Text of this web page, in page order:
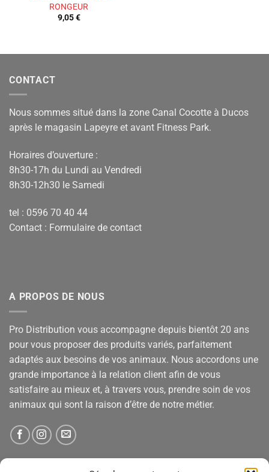
RONGEUR
9,05€
CONTACT
Nous sommes situé dans la zone Canal Cocotte à Ducos
après le magasin Lapeyre et avant Fitness Park.
Horaires d’ouverture :
8h30-17h du Lundi au Vendredi
8h30-12h30 le Samedi
tel : 0596 70 40 44
Contact : Formulaire de contact
A PROPOS DE NOUS
Pro Distribution vous accompagne depuis bientôt 20 ans
pour vous proposer des produits variés, parfaitement
adaptés aux besoins de vos animaux. Nous accordons une
grande importance à la relation client afin de vous
satisfaire au mieux et, à travers vous, prendre soin de vos
animaux qui sont la raison d’être de notre métier.